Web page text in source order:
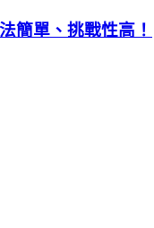
簡單、挑戰性高！